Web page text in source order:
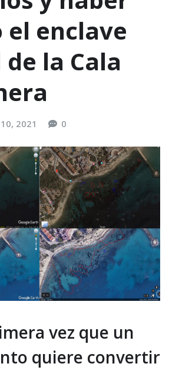
el enclave
la Cala
2021 0
vez que un
quiere convertir